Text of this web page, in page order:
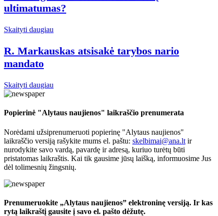
ultimatumas?
Skaityti daugiau
R. Markauskas atsisakė tarybos nario
mandato
Skaityti daugiau
Popierinė "Alytaus naujienos" laikraščio prenumerata
Norėdami užsiprenumeruoti popierinę "Alytaus naujienos"
laikraščio versiją rašykite mums el. paštu: skelbimai@ana.lt ir
nurodykite savo vardą, pavardę ir adresą, kuriuo turėtų būti
pristatomas laikraštis. Kai tik gausime jūsų laišką, informuosime Jus
dėl tolimesnių žingsnių.
Prenumeruokite „Alytaus naujienos” elektroninę versiją. Ir kas
rytą laikraštį gausite į savo el. pašto dėžutę.